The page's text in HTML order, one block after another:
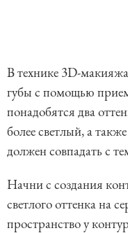
В технике 3D-
губы с помощью
понадобятся два
более светлый, а
должен совпадать с
Начни с создания
светлого оттенка на
пространство у